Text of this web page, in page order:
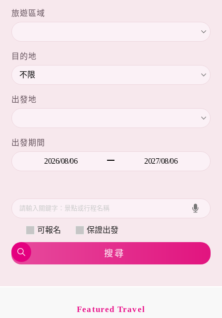
旅遊區域
目的地
出發地
出發期間
可報名 保證出發
Featured Travel